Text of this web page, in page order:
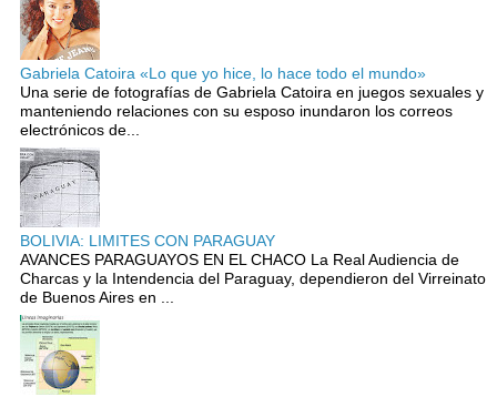
Gabriela Catoira «Lo que yo hice, lo hace todo el mundo»
Una serie de fotografías de Gabriela Catoira en juegos sexuales y
manteniendo relaciones con su esposo inundaron los correos
electrónicos de...
BOLIVIA: LIMITES CON PARAGUAY
AVANCES PARAGUAYOS EN EL CHACO La Real Audiencia de
Charcas y la Intendencia del Paraguay, dependieron del Virreinato
de Buenos Aires en ...